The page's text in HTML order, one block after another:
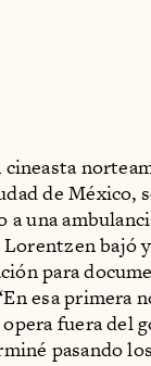
cineasta
de México,
una
bajó
para
esa primera
fuera del
pasando